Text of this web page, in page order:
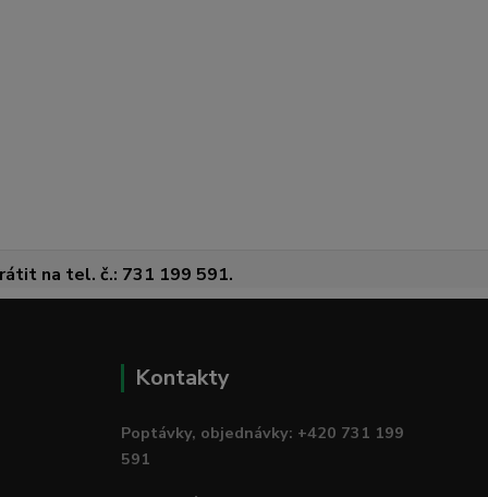
na tel. č.: 731 199 591.
Kontakty
Poptávky, objednávky: +420 731 199
591